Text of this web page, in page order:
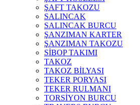
ŞAFT TAKOZU
SALINCAK
SALINCAK BURCU
ŞANZIMAN KARTER
ŞANZIMAN TAKOZU
SİBOP TAKIMI
TAKOZ
TAKOZ BİLYASI
TEKER PORYASI
TEKER RULMANI
TORSİYON BURCU